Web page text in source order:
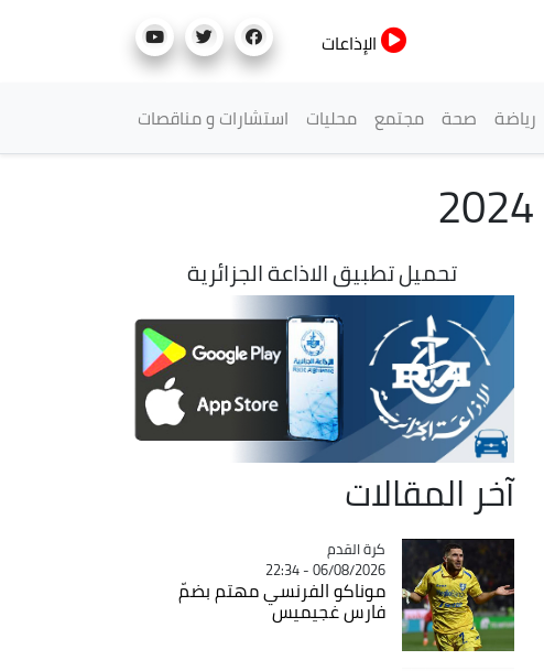
الإذاعات
رياضة صحة مجتمع محليات استشارات و مناقصات
تحميل تطبيق الاذاعة الجزائرية
آخر المقالات
Catégorie
كرة القدم
06/08/2026 - 22:34
موناكو الفرنسي مهتم بضمّ
فارس غجيميس